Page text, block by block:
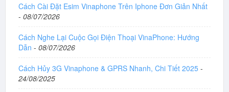
Cách Cài Đặt Esim Vinaphone Trên Iphone Đơn Giản Nhất
- 08/07/2026
Cách Nghe Lại Cuộc Gọi Điện Thoại VinaPhone: Hướng
Dẫn - 08/07/2026
Cách Hủy 3G Vinaphone & GPRS Nhanh, Chi Tiết 2025 -
24/08/2025